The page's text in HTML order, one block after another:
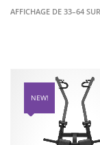
AFFICHAGE DE 33–64
NEW!